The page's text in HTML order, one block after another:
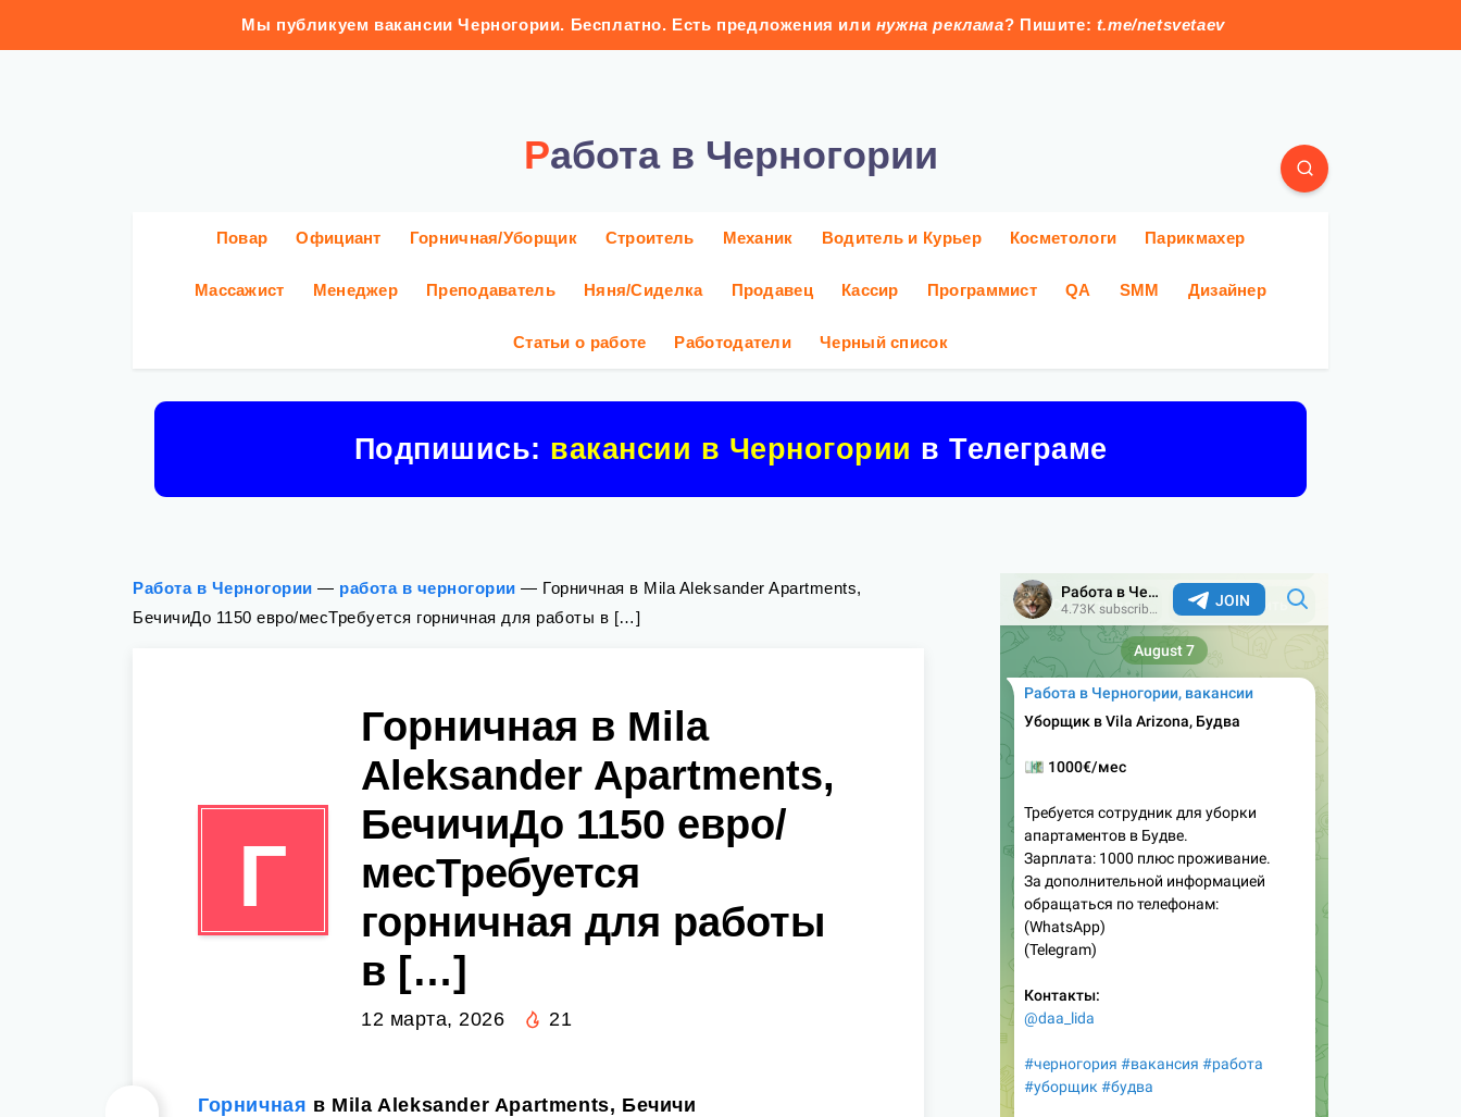
Мы публикуем вакансии Черногории. Бесплатно. Есть предложения или нужна реклама? Пишите: t.me/netsvetaev
Работа в Черногории
Повар Официант Горничная/Уборщик Строитель Механик Водитель и Курьер Косметологи Парикмахер
Массажист Менеджер Преподаватель Няня/Сиделка Продавец Кассир Программист QA SMM Дизайнер
Статьи о работе Работодатели Черный список
Подпишись: вакансии в Черногории в Телеграме
Работа в Черногории — работа в черногории — Горничная в Mila Aleksander Apartments,
БечичиДо 1150 евро/месТребуется горничная для работы в […]
Г
Горничная в Mila
Aleksander Apartments,
БечичиДо 1150 евро/
месТребуется
горничная для работы
в […]
12 марта, 2026 21
Горничная в Mila Aleksander Apartments, Бечичи